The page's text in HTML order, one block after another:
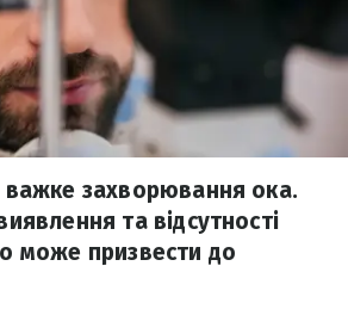
важке захворювання ока.
та відсутності
може призвести до